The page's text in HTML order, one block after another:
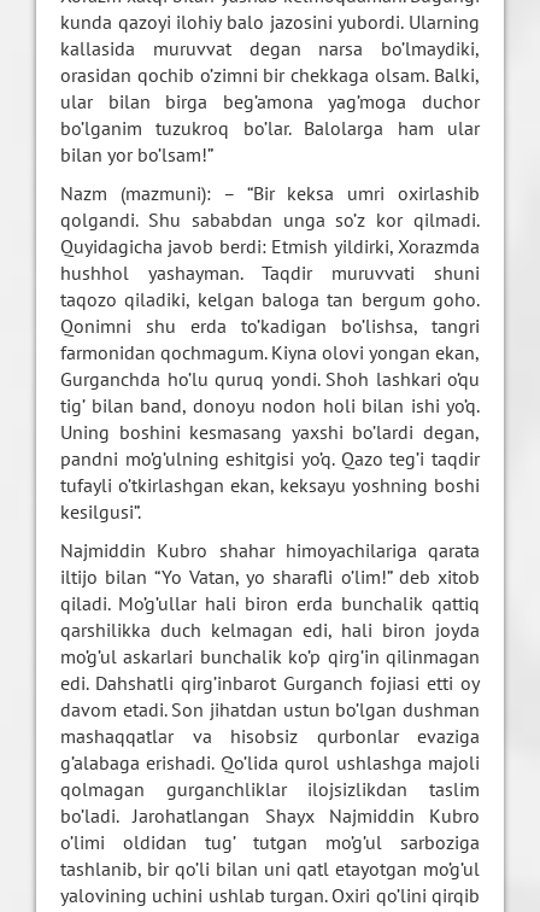
kunda qazoyi ilohiy balo jazosini yubordi. Ularning
kallasida muruvvat degan narsa bo’lmaydiki,
orasidan qochib o’zimni bir chekkaga olsam. Balki,
ular bilan birga beg’amona yag’moga duchor
bo’lganim tuzukroq bo’lar. Balolarga ham ular
bilan yor bo’lsam!”
Nazm (mazmuni): – “Bir keksa umri oxirlashib
qolgandi. Shu sababdan unga so’z kor qilmadi.
Quyidagicha javob berdi: Etmish yildirki, Xorazmda
hushhol yashayman. Taqdir muruvvati shuni
taqozo qiladiki, kelgan baloga tan bergum goho.
Qonimni shu erda to’kadigan bo’lishsa, tangri
farmonidan qochmagum. Kiyna olovi yongan ekan,
Gurganchda ho’lu quruq yondi. Shoh lashkari o’qu
tig’ bilan band, donoyu nodon holi bilan ishi yo’q.
Uning boshini kesmasang yaxshi bo’lardi degan,
pandni mo’g’ulning eshitgisi yo’q. Qazo teg’i taqdir
tufayli o’tkirlashgan ekan, keksayu yoshning boshi
kesilgusi”.
Najmiddin Kubro shahar himoyachilariga qarata
iltijo bilan “Yo Vatan, yo sharafli o’lim!” deb xitob
qiladi. Mo’g’ullar hali biron erda bunchalik qattiq
qarshilikka duch kelmagan edi, hali biron joyda
mo’g’ul askarlari bunchalik ko’p qirg’in qilinmagan
edi. Dahshatli qirg’inbarot Gurganch fojiasi etti oy
davom etadi. Son jihatdan ustun bo’lgan dushman
mashaqqatlar va hisobsiz qurbonlar evaziga
g’alabaga erishadi. Qo’lida qurol ushlashga majoli
qolmagan gurganchliklar ilojsizlikdan taslim
bo’ladi. Jarohatlangan Shayx Najmiddin Kubro
o’limi oldidan tug’ tutgan mo’g’ul sarboziga
tashlanib, bir qo’li bilan uni qatl etayotgan mo’g’ul
yalovining uchini ushlab turgan. Oxiri qo’lini qirqib